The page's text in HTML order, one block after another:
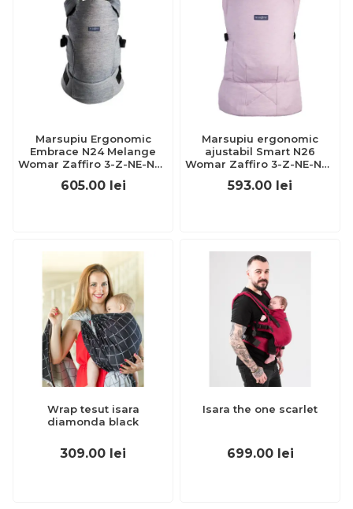
Marsupiu Ergonomic
Embrace N24 Melange
Womar Zaffiro 3-Z-NE-N24
605.00 lei
Marsupiu ergonomic
ajustabil Smart N26
Womar Zaffiro 3-Z-NE-N26
pink
593.00 lei
Wrap tesut isara
diamonda black
309.00 lei
Isara the one scarlet
699.00 lei